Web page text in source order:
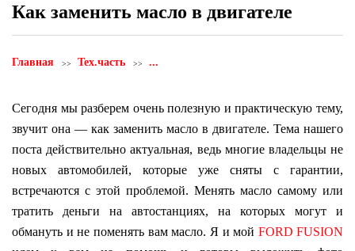
Как заменить масло в двигателе
Главная Тех.часть ...
Сегодня мы разберем очень полезную и практическую тему,
звучит она — как заменить масло в двигателе. Тема нашего
поста действительно актуальная, ведь многие владельцы не
новых автомобилей, которые уже сняты с гарантии,
встречаются с этой проблемой. Менять масло самому или
тратить деньги на автостанциях, на которых могут и
обмануть и не поменять вам масло. Я и мой FORD FUSION